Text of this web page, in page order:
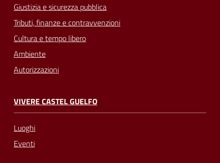
Giustizia e sicurezza pubblica
Tributi, finanze e contravvenzioni
Cultura e tempo libero
Ambiente
Autorizzazioni
VIVERE CASTEL GUELFO
Luoghi
Eventi